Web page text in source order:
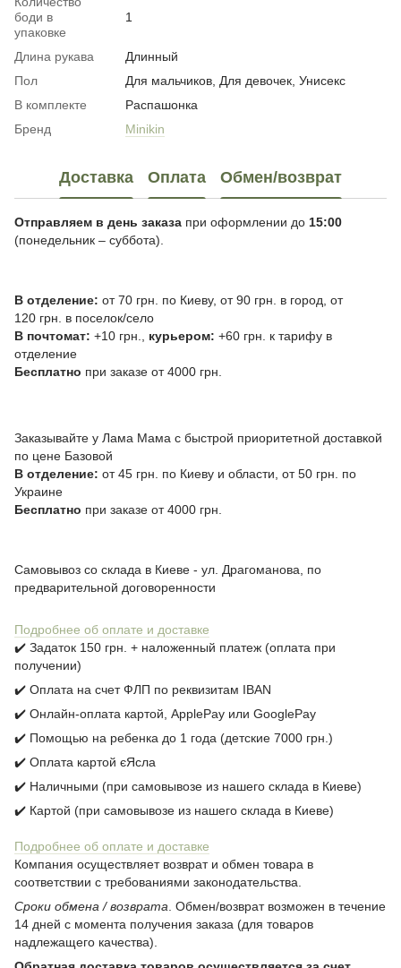
боди в
упаковке
1
Длина рукава
Длинный
Пол
Для мальчиков, Для девочек, Унисекс
В комплекте
Распашонка
Бренд
Minikin
Доставка Оплата Обмен/возврат
Отправляем в день заказа при оформлении до 15:00
(понедельник – суббота).
В отделение: от 70 грн. по Киеву, от 90 грн. в город, от
120 грн. в поселок/село
В почтомат: +10 грн., курьером: +60 грн. к тарифу в
отделение
Бесплатно при заказе от 4000 грн.
Заказывайте у Лама Мама с быстрой приоритетной доставкой
по цене Базовой
В отделение: от 45 грн. по Киеву и области, от 50 грн. по
Украине
Бесплатно при заказе от 4000 грн.
Самовывоз со склада в Киеве - ул. Драгоманова, по
предварительной договоренности
Подробнее об оплате и доставке
✔️ Задаток 150 грн. + наложенный платеж (оплата при
получении)
✔️ Оплата на счет ФЛП по реквизитам IBAN
✔️ Онлайн-оплата картой, ApplePay или GooglePay
✔️ Помощью на ребенка до 1 года (детские 7000 грн.)
✔️ Оплата картой єЯсла
✔️ Наличными (при самовывозе из нашего склада в Киеве)
✔️ Картой (при самовывозе из нашего склада в Киеве)
Подробнее об оплате и доставке
Компания осуществляет возврат и обмен товара в
соответствии с требованиями законодательства.
Сроки обмена / возврата . Обмен/возврат возможен в течение
14 дней с момента получения заказа (для товаров
надлежащего качества).